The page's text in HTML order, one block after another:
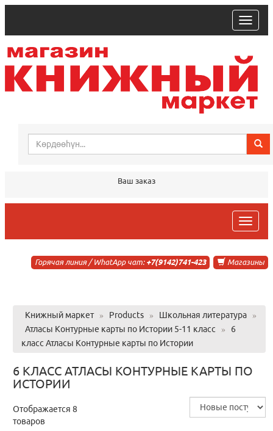
trk
Ваш заказ
trk
Магазины
Горячая линия / WhatApp чат: +7(9142)741-423
Книжный маркет » Products » Школьная литература
»
Атласы Контурные карты по Истории 5-11 класс
»
6
класс Атласы Контурные карты по Истории
6 КЛАСС АТЛАСЫ КОНТУРНЫЕ КАРТЫ ПО
ИСТОРИИ
Отображается 8
товаров